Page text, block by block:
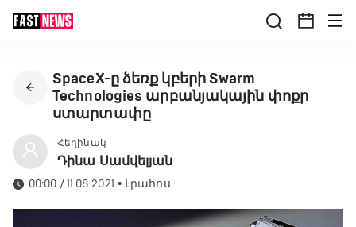
SpaceX-ը ձեռք կբերի Swarm
Technologies արբանյակային փոքր
ստարտափը
Հեղինակ
Դինա Սամվելյան
00:00 / 11.08.2021 • Լրահոս